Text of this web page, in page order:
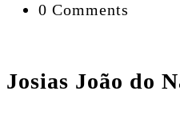
0 Comments
Josias João do